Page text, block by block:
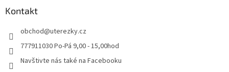
Kontakt
obchod@uterezky.cz
777911030 Po-Pá 9,00 - 15,00hod
Navštivte nás také na Facebooku